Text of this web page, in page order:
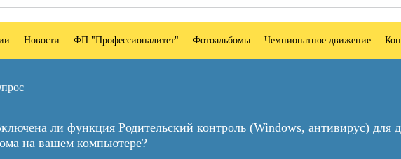
Новости ФП "Профессионалитет" Фотоальбомы Чемпионатное движение
ли функция Родительский контроль (Windows, антивирус) для
на вашем компьютере?